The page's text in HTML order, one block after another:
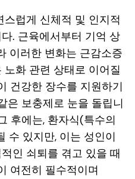
럽게 신체적 및 인지적
. 근육에서부터 기억 상
이러한 변화는 근감소증
화 관련 상태로 이어질
건강한 장수를 지원하기
은 보충제로 눈을 돌립니
후에는, 환자식(특수의
수 있지만, 이는 성인이
인 쇠퇴를 겪고 있을 때
여전히 필수적이며